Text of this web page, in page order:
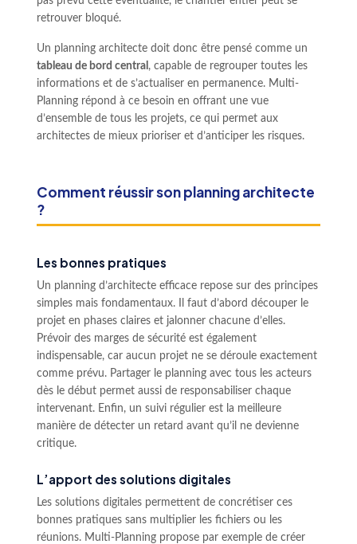
retrouver bloqué.
Un planning architecte doit donc être pensé comme un
tableau de bord central , capable de regrouper toutes les
informations et de s’actualiser en permanence. Multi-
Planning répond à ce besoin en offrant une vue
d’ensemble de tous les projets, ce qui permet aux
architectes de mieux prioriser et d’anticiper les risques.
Comment réussir son planning architecte
?
Les bonnes pratiques
Un planning d’architecte efficace repose sur des principes
simples mais fondamentaux. Il faut d’abord découper le
projet en phases claires et jalonner chacune d’elles.
Prévoir des marges de sécurité est également
indispensable, car aucun projet ne se déroule exactement
comme prévu. Partager le planning avec tous les acteurs
dès le début permet aussi de responsabiliser chaque
intervenant. Enfin, un suivi régulier est la meilleure
manière de détecter un retard avant qu’il ne devienne
critique.
L’apport des solutions digitales
Les solutions digitales permettent de concrétiser ces
bonnes pratiques sans multiplier les fichiers ou les
réunions. Multi-Planning propose par exemple de créer